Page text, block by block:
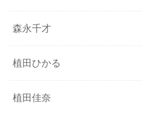
森永千才
植田ひかる
植田佳奈